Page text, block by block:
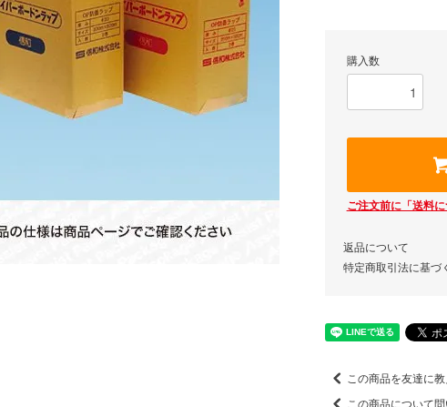
購入数
ご注文前に「送料
返品について
特定商取引法に基づ
この商品を友達に
この商品について